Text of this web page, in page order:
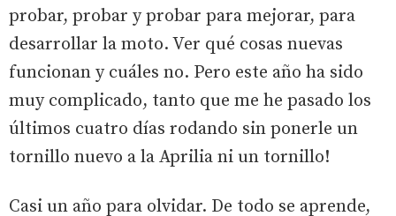
probar, probar y probar para mejorar, para
desarrollar la moto. Ver qué cosas nuevas
funcionan y cuáles no. Pero este año ha sido
muy complicado, tanto que me he pasado los
últimos cuatro días rodando sin ponerle un
tornillo nuevo a la Aprilia ni un tornillo!
Casi un año para olvidar. De todo se aprende,